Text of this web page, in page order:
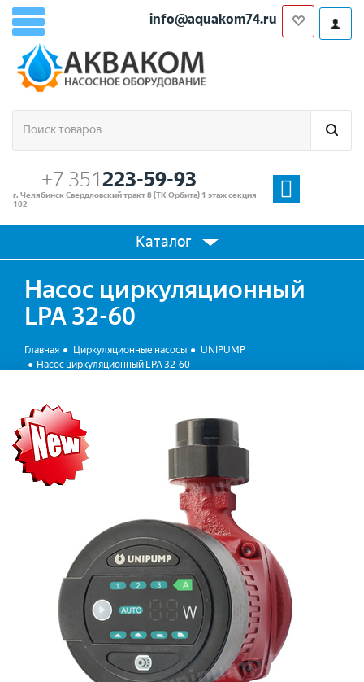
info@aquakom74.ru
+7 351223-59-93
г. Челябинск Свердловский тракт 8 (ТК Орбита) 1 этаж секция
102
Каталог
Насос циркуляционный
LPA 32-60
Главная Циркуляционные насосы
UNIPUMP
Насос циркуляционный LPA 32-60